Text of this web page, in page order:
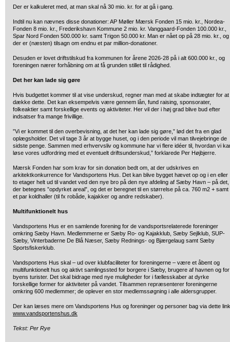
Der er kalkuleret med, at man skal nå 30 mio. kr. for at gå i gang.
Indtil nu kan nævnes disse donationer: AP Møller Mærsk Fonden 15 mio. kr., Nordea-
Fonden 8 mio. kr., Frederikshavn Kommune 2 mio. kr. Vanggaard-Fonden 100.000 kr.,
Spar Nord Fonden 500.000 kr. samt Trigon 50.000 kr. Man er nået op på 28 mio. kr., og
der er (næsten) tilsagn om endnu et par million-donationer.
Desuden er lovet driftstilskud fra kommunen for årene 2026-28 på i alt 600.000 kr., og
foreningen nærer forhåbning om at få grunden stillet til rådighed.
Det her kan lade sig gøre
Hvis budgettet kommer til at vise underskud, regner man med at skabe indtægter for at
dække dette. Det kan eksempelvis være gennem lån, fund raising, sponsorater,
folkeaktier samt forskellige events og aktiviteter. Her vil der i høj grad blive bud efter
indsatser fra mange frivillige.
”Vi er kommet til den overbevisning, at det her kan lade sig gøre,” lød det fra en glad
oplægsholder. Det vil tage 3 år at bygge huset, og i den periode vil man tilvejebringe de
sidste penge. Sammen med erhvervsliv og kommune har vi flere idéer til, hvordan vi
løse vores udfordring med et eventuelt driftsunderskud,” forklarede Per Højbjerre.
Mærsk Fonden har som krav for sin donation bedt om, at der udskrives en
arkitektkonkurrence for Vandsportens Hus. Det kan blive bygget hævet op og i en eller
to etager helt ud til vandet ved den nye bro på den nye afdeling af Sæby Havn – på det,
der betegnes ”opdyrket areal”, og det er beregnet til en størrelse på ca. 760 m2 + samt
et par koldhaller (til fx robåde, kajakker og andre redskaber).
Multifunktionelt hus
Vandsportens Hus er en samlende forening for de vandsportsrelaterede foreninger
omkring Sæby Havn. Medlemmerne er Sæby Ro- og Kajakklub, Sæby Sejlklub, SUP-
Sæby, Vinterbaderne De Blå Næser, Sæby Rednings- og Bjærgelaug samt Sæby
Sportsfiskerklub.
Vandsportens Hus skal – ud over klubfaciliteter for foreningerne – være et åbent og
multifunktionelt hus og aktivt samlingssted for borgere i Sæby, brugere af havnen og for
byens turister. Det skal bidrage med nye muligheder for i fællesskaber at dyrke
forskellige former for aktiviteter på vandet. Tilsammen repræsenterer foreningerne
omkring 600 medlemmer; de oplever en stor medlemssøgning i alle aldersgrupper.
Der kan læses mere om Vandsportens Hus og foreninger og personer bag via dette
www.vandsportenshus.dk
Tekst: Per Rye